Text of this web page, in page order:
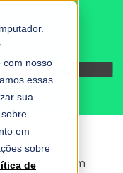
com nosso
essas
sua
em
sobre
de
nota fiscal em